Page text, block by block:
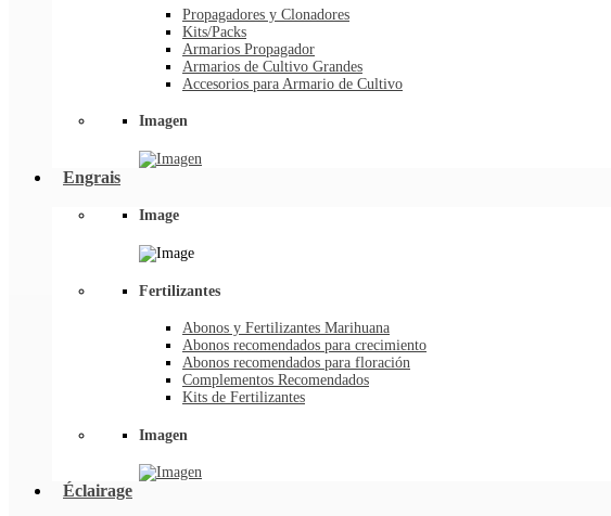
Propagadores y Clonadores
Kits/Packs
Armarios Propagador
Armarios de Cultivo Grandes
Accesorios para Armario de Cultivo
Imagen
Engrais
Image
Fertilizantes
Abonos y Fertilizantes Marihuana
Abonos recomendados para crecimiento
Abonos recomendados para floración
Complementos Recomendados
Kits de Fertilizantes
Imagen
Éclairage